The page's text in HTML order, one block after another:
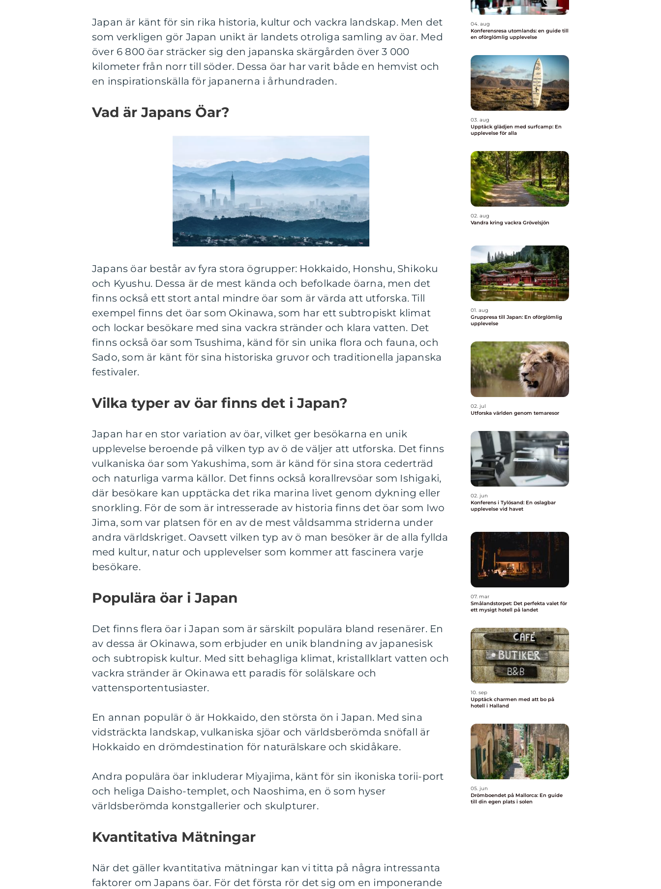
Japan är känt för sin rika historia, kultur och vackra landskap. Men det
som verkligen gör Japan unikt är landets otroliga samling av öar. Med
över 6 800 öar sträcker sig den japanska skärgården över 3 000
kilometer från norr till söder. Dessa öar har varit både en hemvist och
en inspirationskälla för japanerna i århundraden.
Vad är Japans Öar?
Japans öar består av fyra stora ögrupper: Hokkaido, Honshu, Shikoku
och Kyushu. Dessa är de mest kända och befolkade öarna, men det
finns också ett stort antal mindre öar som är värda att utforska. Till
exempel finns det öar som Okinawa, som har ett subtropiskt klimat
och lockar besökare med sina vackra stränder och klara vatten. Det
finns också öar som Tsushima, känd för sin unika flora och fauna, och
Sado, som är känt för sina historiska gruvor och traditionella japanska
festivaler.
Vilka typer av öar finns det i Japan?
Japan har en stor variation av öar, vilket ger besökarna en unik
upplevelse beroende på vilken typ av ö de väljer att utforska. Det finns
vulkaniska öar som Yakushima, som är känd för sina stora cederträd
och naturliga varma källor. Det finns också korallrevsöar som Ishigaki,
där besökare kan upptäcka det rika marina livet genom dykning eller
snorkling. För de som är intresserade av historia finns det öar som Iwo
Jima, som var platsen för en av de mest våldsamma striderna under
andra världskriget. Oavsett vilken typ av ö man besöker är de alla fyllda
med kultur, natur och upplevelser som kommer att fascinera varje
besökare.
Populära öar i Japan
Det finns flera öar i Japan som är särskilt populära bland resenärer. En
av dessa är Okinawa, som erbjuder en unik blandning av japanesisk
och subtropisk kultur. Med sitt behagliga klimat, kristallklart vatten och
vackra stränder är Okinawa ett paradis för solälskare och
vattensportentusiaster.
En annan populär ö är Hokkaido, den största ön i Japan. Med sina
vidsträckta landskap, vulkaniska sjöar och världsberömda snöfall är
Hokkaido en drömdestination för naturälskare och skidåkare.
Andra populära öar inkluderar Miyajima, känt för sin ikoniska torii-port
och heliga Daisho-templet, och Naoshima, en ö som hyser
världsberömda konstgallerier och skulpturer.
Kvantitativa Mätningar
När det gäller kvantitativa mätningar kan vi titta på några intressanta
faktorer om Japans öar. För det första rör det sig om en imponerande
04. aug
Konferensresa utomlands: en guide till
en oförglömlig upplevelse
03. aug
Upptäck glädjen med surfcamp: En
upplevelse för alla
02. aug
Vandra kring vackra Grövelsjön
01. aug
Gruppresa till Japan: En oförglömlig
upplevelse
02. jul
Utforska världen genom temaresor
02. jun
Konferens i Tylösand: En oslagbar
upplevelse vid havet
07. mar
Smålandstorpet: Det perfekta valet för
ett mysigt hotell på landet
10. sep
Upptäck charmen med att bo på
hotell i Halland
05. jun
Drömboendet på Mallorca: En guide
till din egen plats i solen